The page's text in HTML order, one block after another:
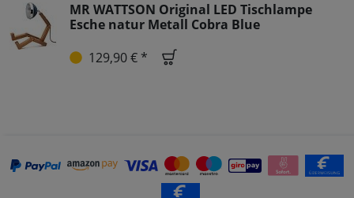
MR WATTSON Original LED Tischlampe
Esche natur Metall Cobra Blue
129,90 € *